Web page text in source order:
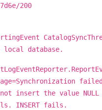
200
database.
insert the value
INSERT fails.